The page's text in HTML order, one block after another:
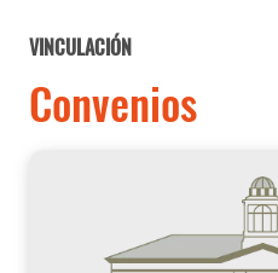
VINCULACIÓN
Convenios